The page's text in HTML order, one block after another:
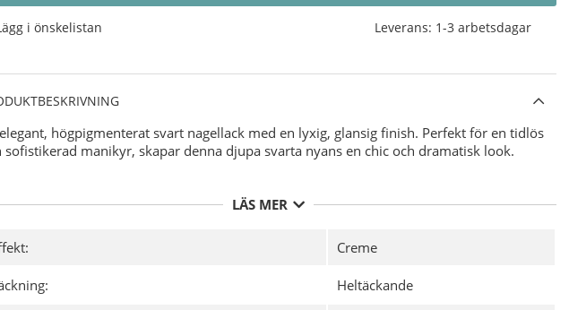
i önskelistan Leverans: 1-3 arbetsdagar
högpigmenterat svart nagellack med en lyxig, glansig finish. Perfekt för en tidlös
sofistikerad manikyr, skapar denna djupa svarta nyans en chic och dramatisk look.
LÄS MER
Creme
Heltäckande